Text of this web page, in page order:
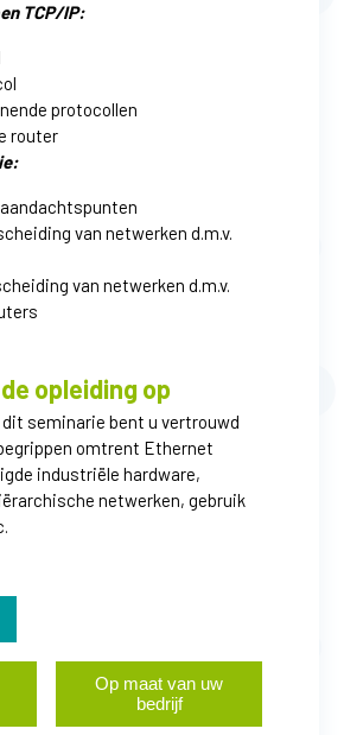
TCP/IP:
protocollen
router
van netwerken d.m.v.
van netwerken d.m.v.
opleiding op
dit seminarie bent u vertrouwd
omtrent Ethernet
industriële hardware,
netwerken, gebruik
Op maat van uw
bedrijf